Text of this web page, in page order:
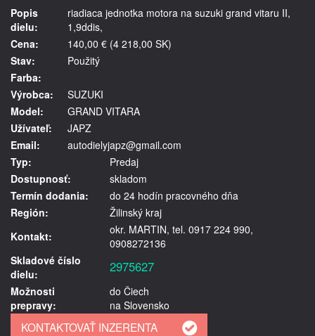
Popis
dielu:
riadiaca jednotka motora na suzuki grand vitaru II,
1,9ddis,
Cena:
140,00 € (4 218,00 SK)
Stav:
Použitý
Farba:
Výrobca:
SUZUKI
Model:
GRAND VITARA
Užívateľ:
JAPZ
Email:
autodielyjapz@gmail.com
Typ:
Predaj
Dostupnosť:
skladom
Termín dodania:
do 24 hodín pracovného dňa
Región:
Žilinský kraj
Kontakt:
okr. MARTIN, tel. 0917 224 990,
0908272136
Skladové číslo
dielu:
2975627
Možnosti
prepravy:
do Čiech
na Slovensko